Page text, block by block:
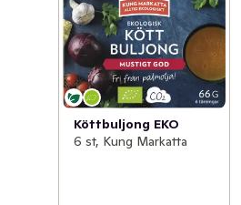
Köttbuljong EKO
6 st, Kung Markatta